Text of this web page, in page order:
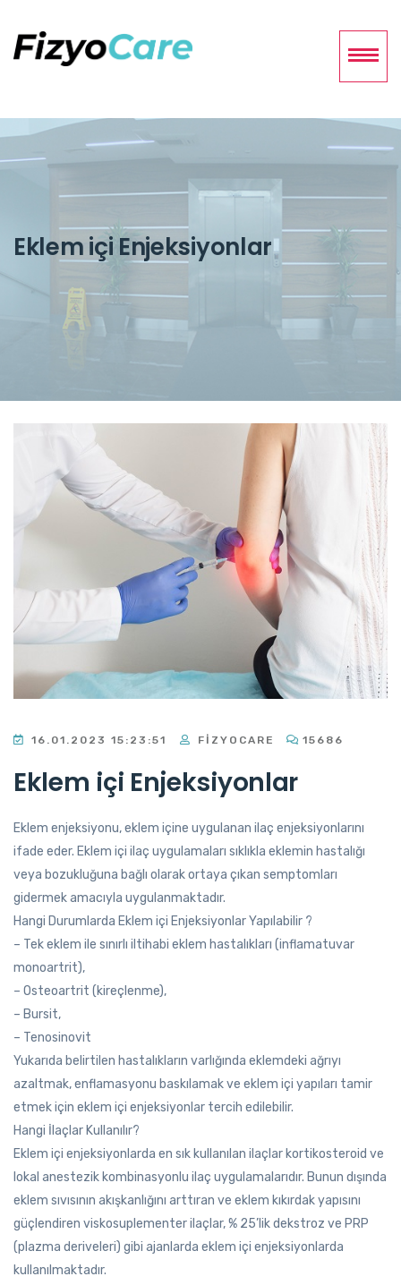
Eklem içi Enjeksiyonlar
16.01.2023 15:23:51 FIZYOCARE 15686
Eklem içi Enjeksiyonlar
Eklem enjeksiyonu, eklem içine uygulanan ilaç enjeksiyonlarını
ifade eder. Eklem içi ilaç uygulamaları sıklıkla eklemin hastalığı
veya bozukluğuna bağlı olarak ortaya çıkan semptomları
gidermek amacıyla uygulanmaktadır.
Hangi Durumlarda Eklem içi Enjeksiyonlar Yapılabilir ?
– Tek eklem ile sınırlı iltihabi eklem hastalıkları (inflamatuvar
monoartrit),
– Osteoartrit (kireçlenme),
– Bursit,
– Tenosinovit
Yukarıda belirtilen hastalıkların varlığında eklemdeki ağrıyı
azaltmak, enflamasyonu baskılamak ve eklem içi yapıları tamir
etmek için eklem içi enjeksiyonlar tercih edilebilir.
Hangi İlaçlar Kullanılır?
Eklem içi enjeksiyonlarda en sık kullanılan ilaçlar kortikosteroid ve
lokal anestezik kombinasyonlu ilaç uygulamalarıdır. Bunun dışında
eklem sıvısının akışkanlığını arttıran ve eklem kıkırdak yapısını
güçlendiren viskosuplementer ilaçlar, % 25’lik dekstroz ve PRP
(plazma deriveleri) gibi ajanlarda eklem içi enjeksiyonlarda
kullanılmaktadır.